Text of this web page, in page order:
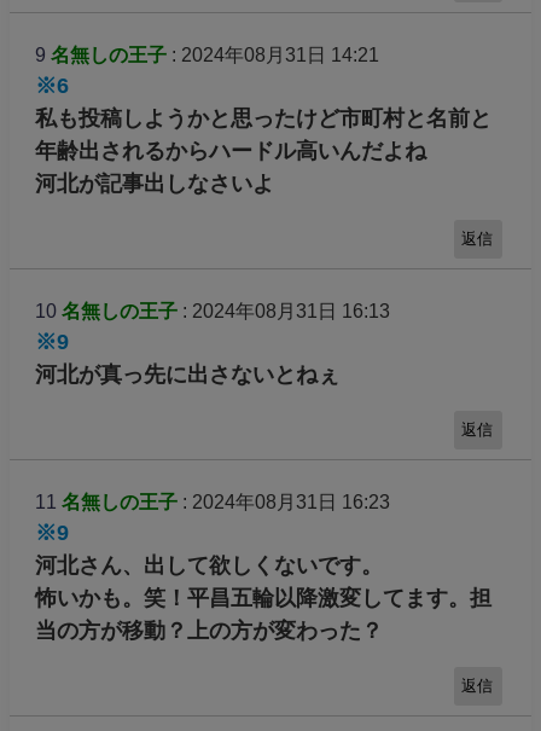
9 名無しの王子: 2024年08月31日 14:21
※6
私も投稿しようかと思ったけど市町村と名前と
年齢出されるからハードル高いんだよね
河北が記事出しなさいよ
返信
10 名無しの王子: 2024年08月31日 16:13
※9
河北が真っ先に出さないとねぇ
返信
11 名無しの王子: 2024年08月31日 16:23
※9
河北さん、出して欲しくないです。
怖いかも。笑！平昌五輪以降激変してます。担
当の方が移動？上の方が変わった？
返信